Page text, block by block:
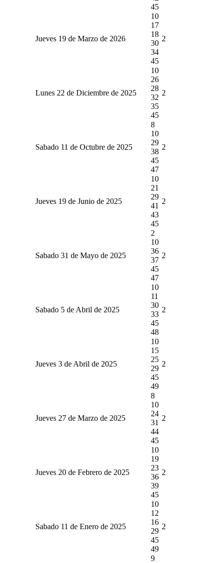
45
Jueves 19 de Marzo de 2026
10
17
18
30
34
45
2
Lunes 22 de Diciembre de 2025
10
26
28
32
35
45
2
Sabado 11 de Octubre de 2025
8
10
29
38
45
47
2
Jueves 19 de Junio de 2025
10
21
29
41
43
45
2
Sabado 31 de Mayo de 2025
2
10
36
37
45
47
2
Sabado 5 de Abril de 2025
10
11
30
33
45
48
2
Jueves 3 de Abril de 2025
10
15
25
29
45
49
2
Jueves 27 de Marzo de 2025
8
10
24
31
44
45
2
Jueves 20 de Febrero de 2025
10
19
23
36
39
45
2
Sabado 11 de Enero de 2025
10
12
16
29
45
49
2
9